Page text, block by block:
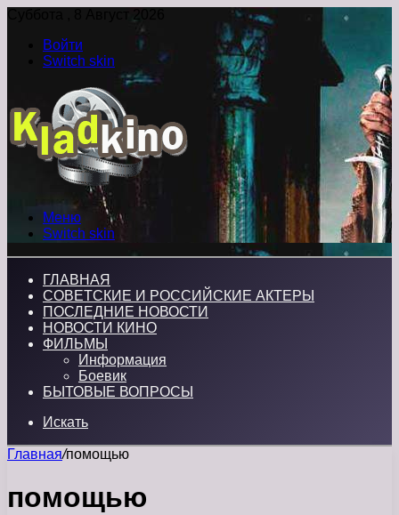
Суббота , 8 Август 2026
Войти
Switch skin
Меню
Switch skin
ГЛАВНАЯ
СОВЕТСКИЕ И РОССИЙСКИЕ АКТЕРЫ
ПОСЛЕДНИЕ НОВОСТИ
НОВОСТИ КИНО
ФИЛЬМЫ
Информация
Боевик
БЫТОВЫЕ ВОПРОСЫ
Искать
Главная/помощью
помощью